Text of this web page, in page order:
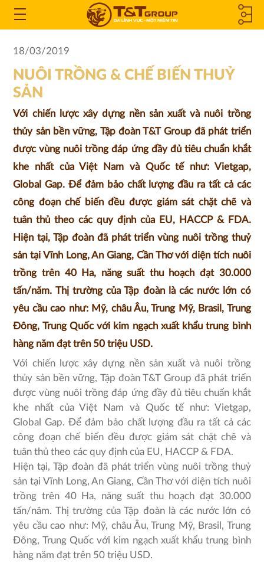
Open
Menu
CÔNG TY
VIÊN &
LIÊN KẾT
18/03/2019
NUÔI TRỒNG & CHẾ BIẾN THUỶ
SẢN
Với chiến lược xây dựng nền sản xuất và nuôi trồng
thủy sản bền vững, Tập đoàn T&T Group đã phát triển
được vùng nuôi trồng đáp ứng đầy đủ tiêu chuẩn khắt
khe nhất của Việt Nam và Quốc tế như: Vietgap,
Global Gap. Để đảm bảo chất lượng đầu ra tất cả các
công đoạn chế biến đều được giám sát chặt chẽ và
tuân thủ theo các quy định của EU, HACCP & FDA.
Hiện tại, Tập đoàn đã phát triển vùng nuôi trồng thuỷ
sản tại Vĩnh Long, An Giang, Cần Thơ với diện tích nuôi
trồng trên 40 Ha, năng suất thu hoạch đạt 30.000
tấn/năm. Thị trường của Tập đoàn là các nước lớn có
yêu cầu cao như: Mỹ, châu Âu, Trung Mỹ, Brasil, Trung
Đông, Trung Quốc với kim ngạch xuất khẩu trung bình
hàng năm đạt trên 50 triệu USD.
Với chiến lược xây dựng nền sản xuất và nuôi trồng
thủy sản bền vững, Tập đoàn T&T Group đã phát triển
được vùng nuôi trồng đáp ứng đầy đủ tiêu chuẩn khắt
khe nhất của Việt Nam và Quốc tế như: Vietgap,
Global Gap. Để đảm bảo chất lượng đầu ra tất cả các
công đoạn chế biến đều được giám sát chặt chẽ và
tuân thủ theo các quy định của EU, HACCP & FDA.
Hiện tại, Tập đoàn đã phát triển vùng nuôi trồng thuỷ
sản tại Vĩnh Long, An Giang, Cần Thơ với diện tích nuôi
trồng trên 40 Ha, năng suất thu hoạch đạt 30.000
tấn/năm. Thị trường của Tập đoàn là các nước lớn có
yêu cầu cao như: Mỹ, châu Âu, Trung Mỹ, Brasil, Trung
Đông, Trung Quốc với kim ngạch xuất khẩu trung bình
hàng năm đạt trên 50 triệu USD.